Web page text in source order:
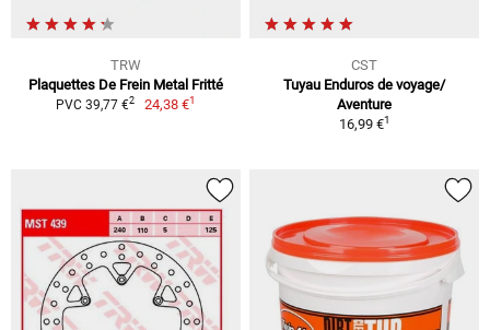
TRW
Plaquettes De Frein Metal Fritté
PVC 39,77 €2 24,38 €1
CST
Tuyau Enduros de voyage/
Aventure
16,99 €1